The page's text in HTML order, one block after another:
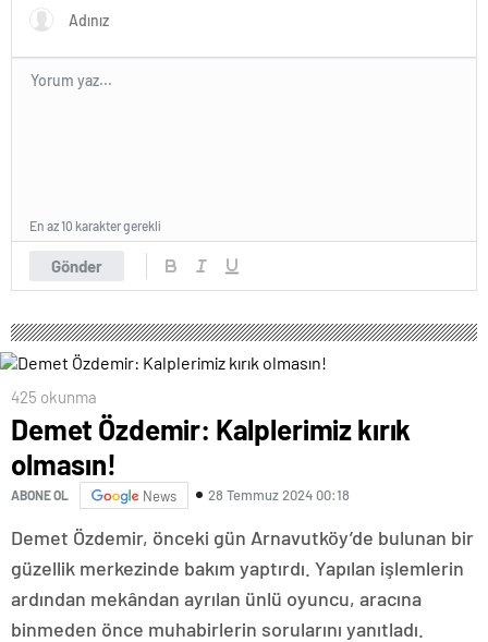
Gönder
En az 10 karakter gerekli
425 okunma
Demet Özdemir: Kalplerimiz kırık
olmasın!
ABONE OL News 28 Temmuz 2024 00:18
Demet Özdemir, önceki gün Arnavutköy’de bulunan bir
güzellik merkezinde bakım yaptırdı. Yapılan işlemlerin
ardından mekândan ayrılan ünlü oyuncu, aracına
binmeden önce muhabirlerin sorularını yanıtladı.